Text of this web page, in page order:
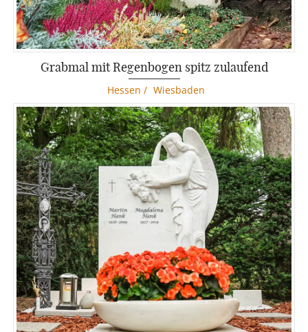
Grabmal mit Regenbogen spitz zulaufend
Hessen / Wiesbaden